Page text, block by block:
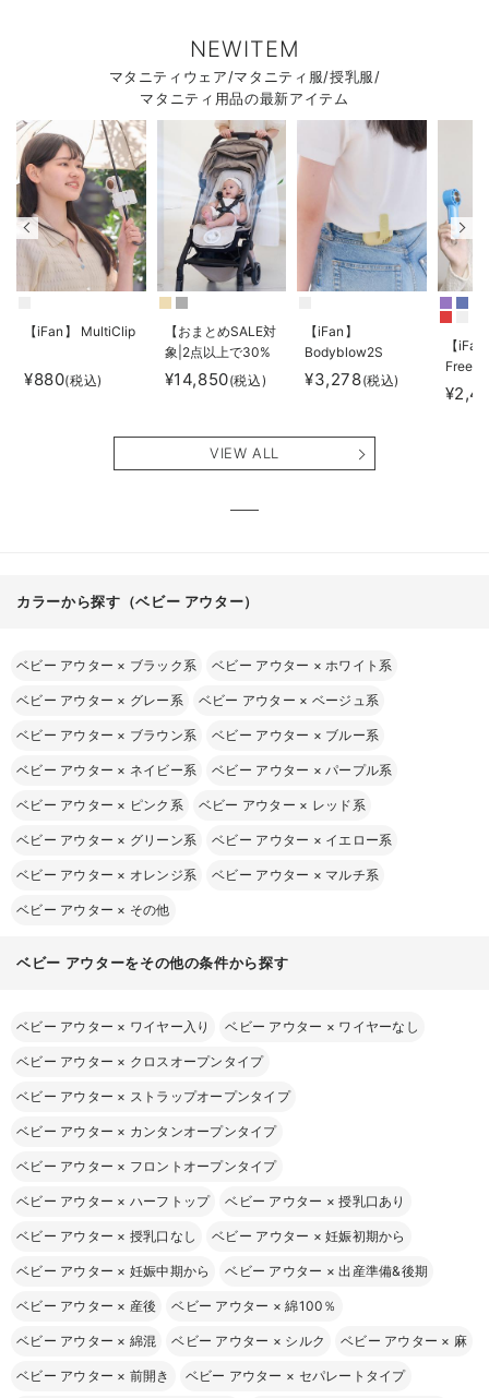
NEWITEM
マタニティウェア/マタニティ服/授乳服/
マタニティ用品の最新アイテム
【iFan】 MultiClip
¥880(税込)
【おまとめSALE対
象|2点以上で30%
オフ】
【AIRMON】
アム
¥14,850(税込)
【iFan】
Bodyblow2S
¥3,278(税込)
【
Freeze
VIEW ALL
カラーから探す（ベビー アウター）
ベビー アウター × ブラック系 ベビー アウター ×ホワイト系
ベビー アウター × グレー系 ベビー アウター × ベージュ系
ベビー アウター × ブラウン系 ベビー アウター × ブルー系
ベビー アウター × ネイビー系 ベビー アウター ×パープル系
ベビー アウター × ピンク系 ベビー アウター × レッド系
ベビー アウター × グリーン系 ベビー アウター × イエロー系
ベビー アウター × オレンジ系 ベビー アウター × マルチ系
ベビー アウター × その他
ベビー アウターをその他の条件から探す
ベビー アウター × ワイヤー入り ベビー アウター × ワイヤーなし
ベビー アウター × クロスオープンタイプ
ベビー アウター × ストラップオープンタイプ
ベビー アウター × カンタンオープンタイプ
ベビー アウター × フロントオープンタイプ
ベビー アウター × ハーフトップ ベビー アウター ×授乳口あり
ベビー アウター × 授乳口なし ベビー アウター ×妊娠初期から
ベビー アウター × 妊娠中期から ベビー アウター ×出産準備&後期
ベビー アウター × 産後 ベビー アウター ×綿100％
ベビー アウター × 綿混 ベビー アウター × シルク ベビー アウター × 麻
ベビー アウター × 前開き ベビー アウター × セパレートタイプ